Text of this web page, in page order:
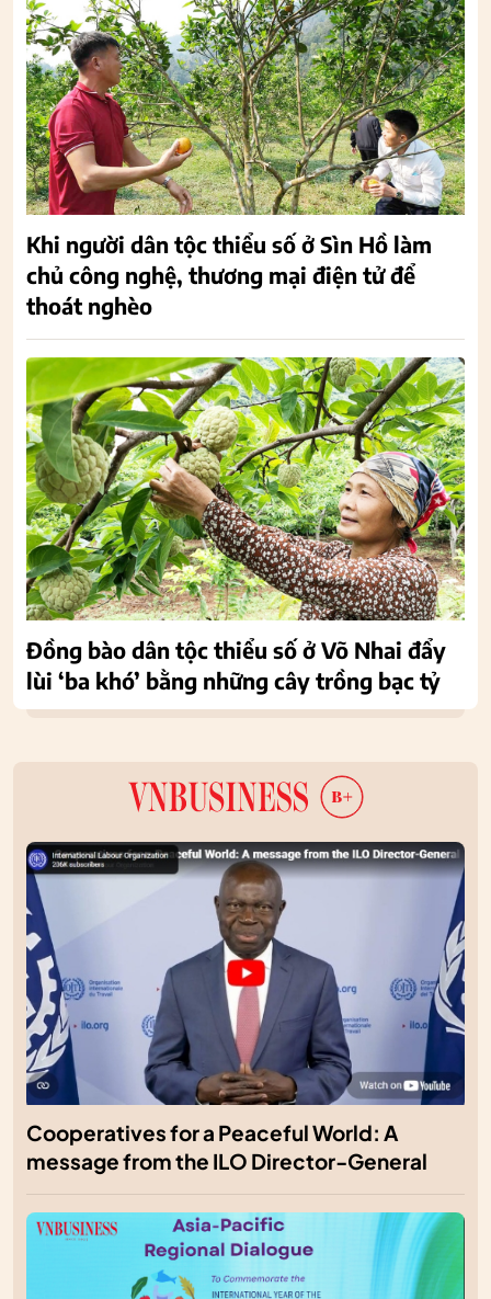
Khi người dân tộc thiểu số ở Sìn Hồ làm
chủ công nghệ, thương mại điện tử để
thoát nghèo
Đồng bào dân tộc thiểu số ở Võ Nhai đẩy
lùi ‘ba khó’ bằng những cây trồng bạc tỷ
Cooperatives for a Peaceful World: A
message from the ILO Director-General